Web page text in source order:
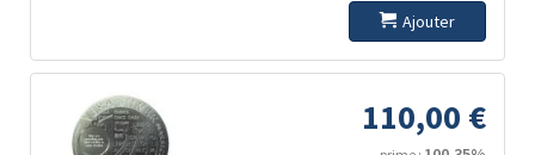
Ajouter
110,00 €